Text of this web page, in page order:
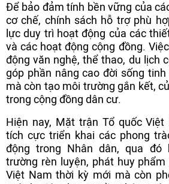
Để bảo đảm tính bền vững của
cơ chế, chính sách hỗ trợ phù
lực duy trì hoạt động của các
và các hoạt động cộng đồng.
động văn nghệ, thể thao, du lịch
góp phần nâng cao đời sống
mà còn tạo môi trường gắn kết,
trong cộng đồng dân cư.
Hiện nay, Mặt trận Tổ quốc
tích cực triển khai các phong
động trong Nhân dân, qua đó
trường rèn luyện, phát huy
Việt Nam thời kỳ mới mà còn